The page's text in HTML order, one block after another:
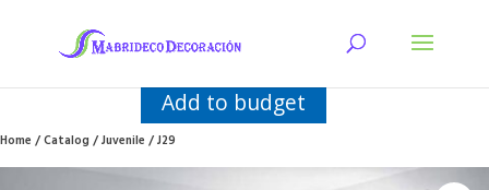
Add to budget
Home/Catalog/Juvenile/ J29